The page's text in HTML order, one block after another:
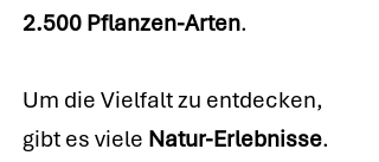
2.500 Pflanzen-Arten.
Um die Vielfalt zu entdecken,
gibt es viele Natur-Erlebnisse.